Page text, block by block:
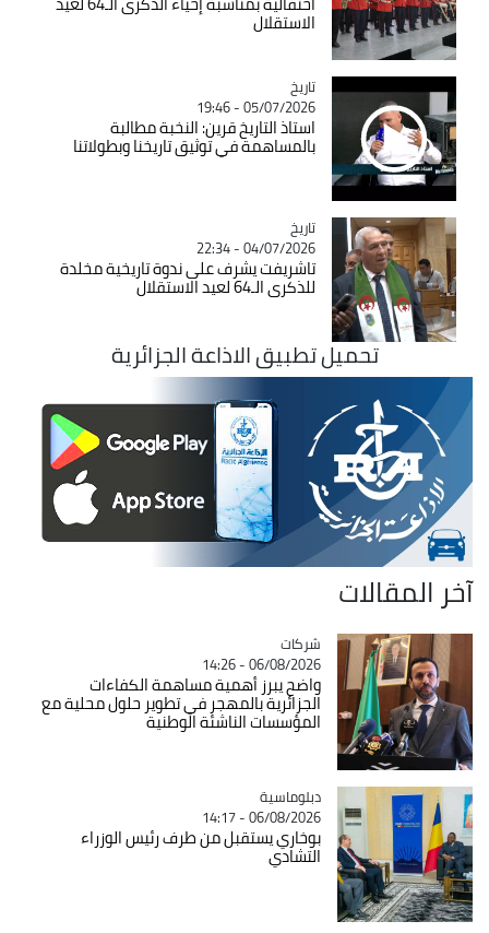
الاستقلال
Catégorie
تاريخ
05/07/2026 - 19:46
استاذ التاريخ قرين: النخبة مطالبة
بالمساهمة في توثيق تاريخنا وبطولاتنا
Catégorie
تاريخ
04/07/2026 - 22:34
تاشريفت يشرف على ندوة تاريخية مخلدة
للذكرى الـ64 لعيد الاستقلال
تحميل تطبيق الاذاعة الجزائرية
آخر المقالات
Catégorie
شركات
06/08/2026 - 14:26
واضح يبرز أهمية مساهمة الكفاءات
الجزائرية بالمهجر في تطوير حلول محلية مع
المؤسسات الناشئة الوطنية
Catégorie
دبلوماسية
06/08/2026 - 14:17
بوخاري يستقبل من طرف رئيس الوزراء
التشادي